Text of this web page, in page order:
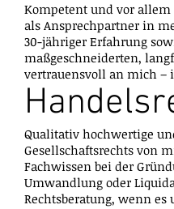
Kompetent und vor
als Ansprechpartner in
30-jähriger Erfahrung
maßgeschneiderten,
vertrauensvoll an mich –
Qualitativ hochwertige
Gesellschaftsrechts von
Fachwissen bei der
Umwandlung oder
Rechtsberatung, wenn